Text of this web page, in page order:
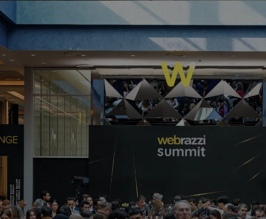
Walmart, elektrikli araçlar için şarj ağı
kurmaya hazırlanıyor